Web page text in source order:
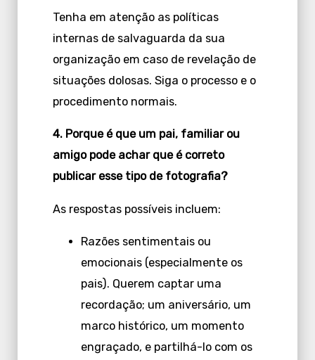
Tenha em atenção as políticas
internas de salvaguarda da sua
organização em caso de revelação de
situações dolosas. Siga o processo e o
procedimento normais.
4. Porque é que um pai, familiar ou
amigo pode achar que é correto
publicar esse tipo de fotografia?
As respostas possíveis incluem:
Razões sentimentais ou
emocionais (especialmente os
pais). Querem captar uma
recordação; um aniversário, um
marco histórico, um momento
engraçado, e partilhá-lo com os